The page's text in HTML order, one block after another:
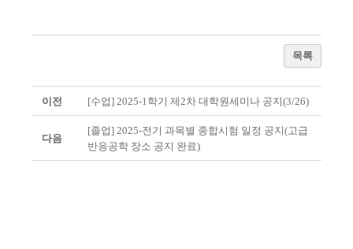
목록
이전 [수업] 2025-1학기 제2차 대학원세미나 공지(3/26)
다음
[졸업] 2025-전기 과목별 종합시험 일정 공지(고급
반응공학 장소 공지 완료)